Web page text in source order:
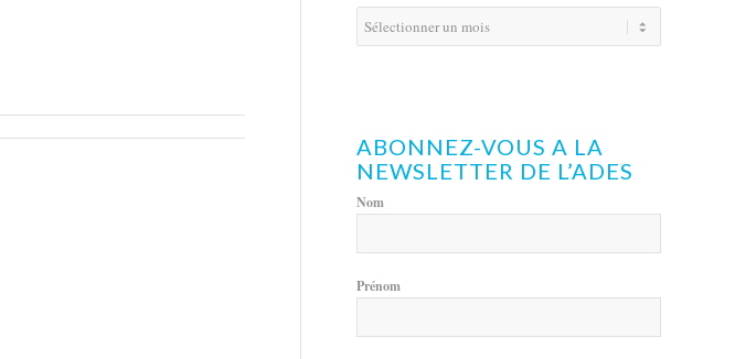
ABONNEZ-VOUS A LA
NEWSLETTER DE L’ADES
Nom
Prénom